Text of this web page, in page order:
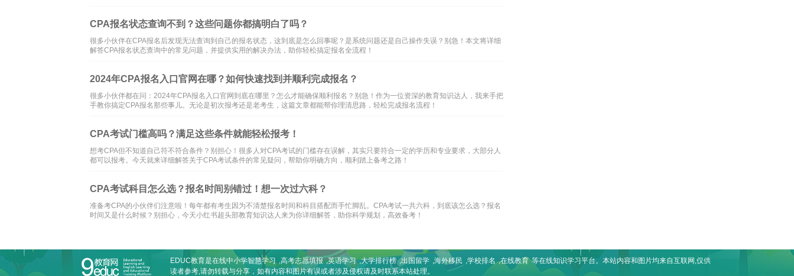
CPA报名状态查询不到？这些问题你都搞明白了吗？
很多小伙伴在CPA报名后发现无法查询到自己的报名状态，这到底是怎么回事呢？是系统问题还是自己操作失误？别急！本文将详细
解答CPA报名状态查询中的常见问题，并提供实用的解决办法，助你轻松搞定报名全流程！
2024年CPA报名入口官网在哪？如何快速找到并顺利完成报名？
很多小伙伴都在问：2024年CPA报名入口官网到底在哪里？怎么才能确保顺利报名？别急！作为一位资深的教育知识达人，我来手把
手教你搞定CPA报名那些事儿。无论是初次报考还是老考生，这篇文章都能帮你理清思路，轻松完成报名流程！
CPA考试门槛高吗？满足这些条件就能轻松报考！
想考CPA但不知道自己符不符合条件？别担心！很多人对CPA考试的门槛存在误解，其实只要符合一定的学历和专业要求，大部分人
都可以报考。今天就来详细解答关于CPA考试条件的常见疑问，帮助你明确方向，顺利踏上备考之路！
CPA考试科目怎么选？报名时间别错过！想一次过六科？
准备考CPA的小伙伴们注意啦！每年都有考生因为不清楚报名时间和科目搭配而手忙脚乱。CPA考试一共六科，到底该怎么选？报名
时间又是什么时候？别担心，今天小红书超头部教育知识达人来为你详细解答，助你科学规划，高效备考！
EDUC教育是在线中小学智慧学习 ,高考志愿填报 ,英语学习 ,大学排行榜 ,出国留学 ,海外移民 ,学校排名 ,在线教育 等在线知识学习平台。本站内容和图片均来自互联网,仅供
读者参考,请勿转载与分享，如有内容和图片有误或者涉及侵权请及时联系本站处理。